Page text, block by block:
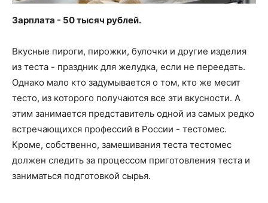
Зарплата - 50 тысяч рублей.
Вкусные пироги, пирожки, булочки и другие изделия
из теста - праздник для желудка, если не переедать.
Однако мало кто задумывается о том, кто же месит
тесто, из которого получаются все эти вкусности. А
этим занимается представитель одной из самых редко
встречающихся профессий в России - тестомес.
Кроме, собственно, замешивания теста тестомес
должен следить за процессом приготовления теста и
заниматься подготовкой сырья.